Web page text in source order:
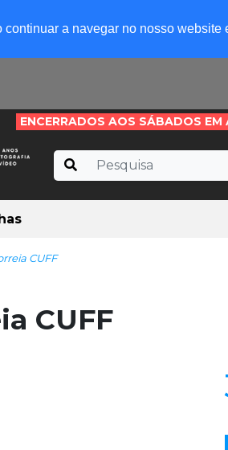
a navegar no nosso website
ENCERRADOS AOS SÁBADOS
CUFF
CUFF